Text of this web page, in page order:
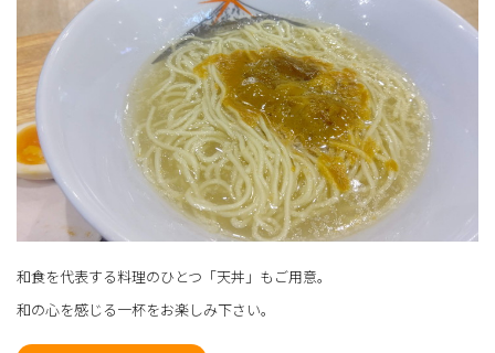
和食を代表する料理のひとつ「天丼」もご用意。
和の心を感じる一杯をお楽しみ下さい。